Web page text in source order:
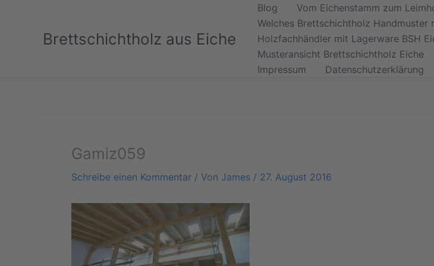
Brettschichtholz aus Eiche
Blog
Vom Eichenstamm zum
Welches Brettschichtholz Handmuster
Holzfachhändler mit Lagerware BSH
Musteransicht Brettschichtholz Eiche
Impressum
Datenschutzerklärung
Gamiz059
Schreibe einen Kommentar / Von James / 27. August 2016